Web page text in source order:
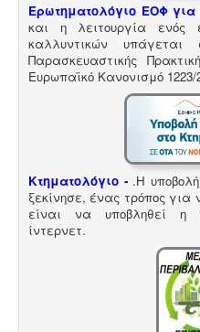
Ερωτηματολόγιο ΕΟΦ για
και η λειτουργία ενός
καλλυντικών
Παρασκευαστικής
Ευρωπαϊκό Κανονισμό 1223/
Κτηματολόγιο - .Η
ξεκίνησε, ένας τρόπος
είναι να υποβληθεί η
ίντερνετ.